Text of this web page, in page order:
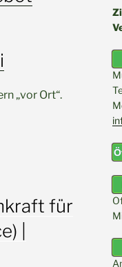
„vor Ort“.
für
|